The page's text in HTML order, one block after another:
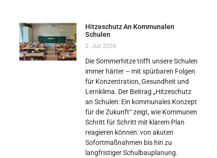
Hitzeschutz An Kommunalen
Schulen
2. Juli 2026
Die Sommerhitze trifft unsere Schulen
immer härter – mit spürbaren Folgen
für Konzentration, Gesundheit und
Lernklima. Der Beitrag „Hitzeschutz
an Schulen: Ein kommunales Konzept
für die Zukunft“ zeigt, wie Kommunen
Schritt für Schritt mit klarem Plan
reagieren können: von akuten
Sofortmaßnahmen bis hin zu
langfristiger Schulbauplanung.